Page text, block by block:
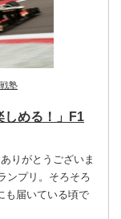
塾
しめる！」F1
りがとうございま
ンプリ。そろそろ
も届いている頃で